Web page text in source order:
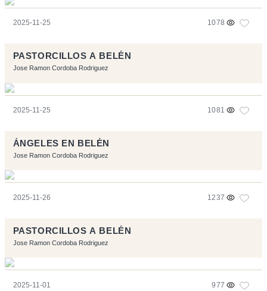
2025-11-25 1078
PASTORCILLOS A BELÉN
Jose Ramon Cordoba Rodriguez
2025-11-25 1081
ÁNGELES EN BELÉN
Jose Ramon Cordoba Rodriguez
2025-11-26 1237
PASTORCILLOS A BELÉN
Jose Ramon Cordoba Rodriguez
2025-11-01 977